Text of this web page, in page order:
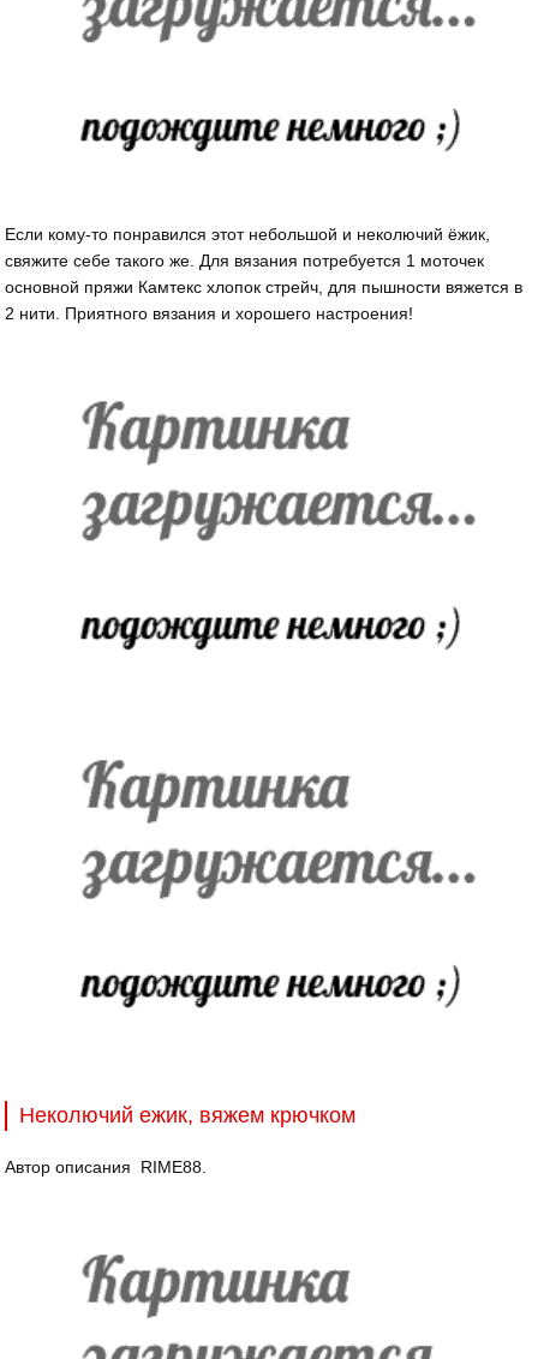
Если кому-то понравился этот небольшой и неколючий ёжик,
свяжите себе такого же. Для вязания потребуется 1 моточек
основной пряжи Камтекс хлопок стрейч, для пышности вяжется в
2 нити. Приятного вязания и хорошего настроения!
Неколючий ежик, вяжем крючком
Автор описания RIME88.